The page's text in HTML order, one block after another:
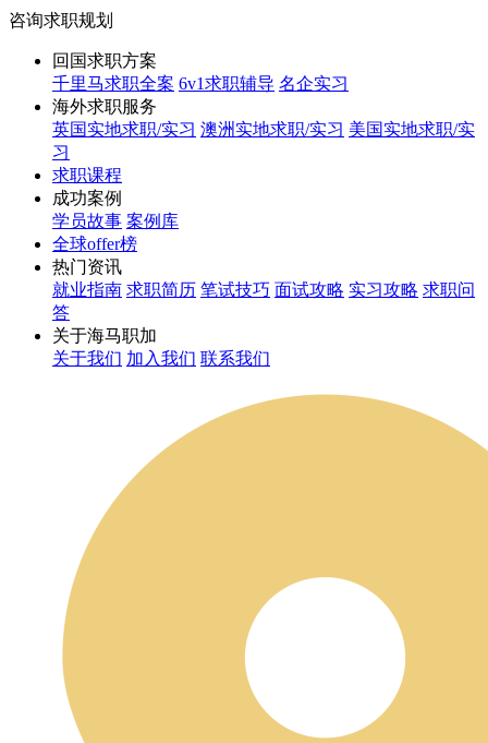
咨询求职规划
回国求职方案
千里马求职全案 6v1求职辅导 名企实习
海外求职服务
英国实地求职/实习 澳洲实地求职/实习 美国实地求职/实
习
求职课程
成功案例
学员故事 案例库
全球offer榜
热门资讯
就业指南 求职简历 笔试技巧 面试攻略 实习攻略 求职问
答
关于海马职加
关于我们 加入我们 联系我们